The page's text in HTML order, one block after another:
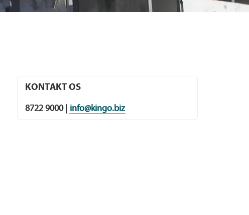
KONTAKT OS
8722 9000 | info@kingo.biz